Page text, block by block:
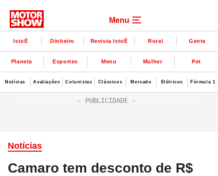
Menu
IstoÉ Dinheiro Revista IstoÉ Rural Gente
Planeta Esportes Menu Mulher Pet
Notícias Avaliações Colunistas Clássicos Mercado Elétricos Fórmula 1
Notícias
Camaro tem desconto de R$